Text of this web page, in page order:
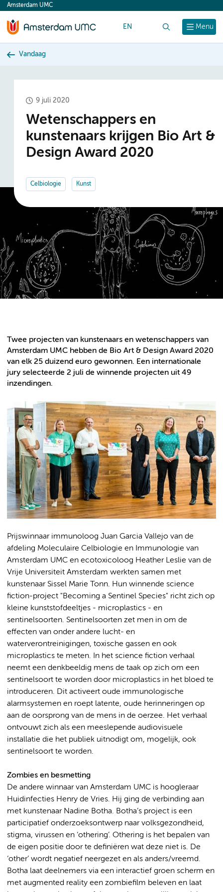
content
Menu
Amsterdam UMC
EN
Vandaag
9 juli 2020
Wetenschappers en
kunstenaars krijgen Bio Art &
Design Award 2020
Celbiologie Kunst
Twee projecten van kunstenaars en wetenschappers van
Amsterdam UMC hebben de Bio Art & Design Award 2020
van elk 25 duizend euro gewonnen. Een internationale
jury selecteerde 2 juli de winnende projecten uit 49
inzendingen.
Prijswinnaar immunoloog Juan Garcia Vallejo van de
afdeling Moleculaire Celbiologie en Immunologie van
Amsterdam UMC en ecotoxicoloog Heather Leslie van de
Vrije Universiteit Amsterdam werkten samen met
kunstenaar Sissel Marie Tonn. Hun winnende science
fiction-project "Becoming a Sentinel Species" richt zich op
kleine kunststofdeeltjes - microplastics - en
sentinelsoorten. Sentinelsoorten zet men in om de
effecten van onder andere lucht- en
waterverontreinigingen, toxische gassen en ook
microplastics te meten. In het science fiction verhaal
neemt een denkbeeldig mens de taak op zich om een
sentinelsoort te worden door microplastics in het bloed te
introduceren. Dit activeert oude immunologische
alarmsystemen en roept latente, oude herinneringen op
aan de oorsprong van de mens in de oerzee. Het verhaal
ontvouwt zich als een meeslepende audiovisuele
installatie die het publiek uitnodigt om, mogelijk, ook
sentinelsoort te worden.
Zombies en besmetting
De andere winnaar van Amsterdam UMC is hoogleraar
Huidinfecties Henry de Vries. Hij ging de verbinding aan
met kunstenaar Nadine Botha. Botha’s project is een
participatief onderzoeksontwerp naar volksgezondheid,
stigma, virussen en ‘othering’. Othering is het bepalen van
de eigen positie door te definiëren wat deze niet is. De
‘other’ wordt negatief neergezet en als anders/vreemd.
Botha laat deelnemers via een interactief groen scherm en
met augmented reality een zombiefilm beleven en laat